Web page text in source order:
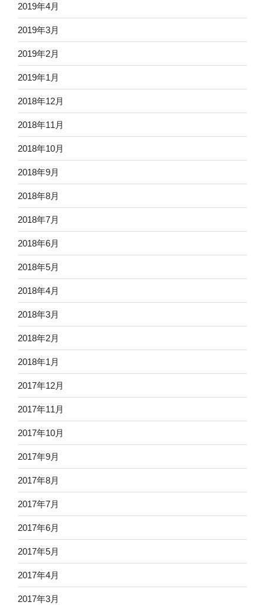
2019年4月
2019年3月
2019年2月
2019年1月
2018年12月
2018年11月
2018年10月
2018年9月
2018年8月
2018年7月
2018年6月
2018年5月
2018年4月
2018年3月
2018年2月
2018年1月
2017年12月
2017年11月
2017年10月
2017年9月
2017年8月
2017年7月
2017年6月
2017年5月
2017年4月
2017年3月